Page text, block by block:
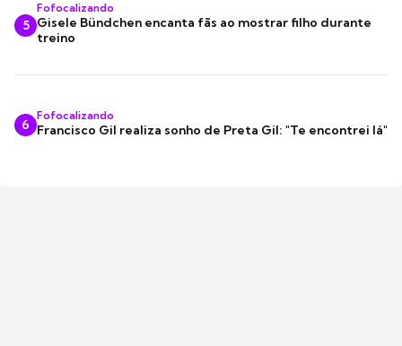
5
Fofocalizando
Gisele Bündchen encanta fãs ao mostrar filho durante
treino
6
Fofocalizando
Francisco Gil realiza sonho de Preta Gil: "Te encontrei lá"